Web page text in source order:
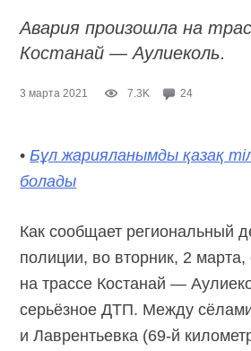
Авария произошла на
Костанай — Аулиеколь.
3 марта 2021 7.3K 24
•Бұл жарияланымды қазақ
болады
Как сообщает региональный
полиции, во вторник, 2
на трассе Костанай —
серьёзное ДТП. Между
и Лаврентьевка (69-й